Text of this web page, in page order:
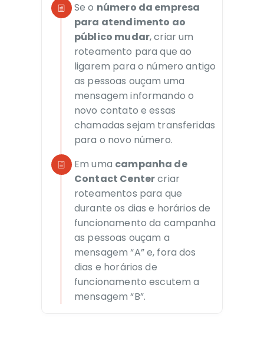
Se o número da empresa
para atendimento ao
público mudar, criar um
roteamento para que ao
ligarem para o número antigo
as pessoas ouçam uma
mensagem informando o
novo contato e essas
chamadas sejam transferidas
para o novo número.
Em uma campanha de
Contact Centercriar
roteamentos para que
durante os dias e horários de
funcionamento da campanha
as pessoas ouçam a
mensagem “A” e, fora dos
dias e horários de
funcionamento escutem a
mensagem “B”.